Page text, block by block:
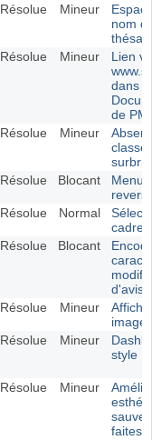
Résolue Mineur
nom
Résolue Mineur
Lien
dans
de
Résolue Mineur
classe
Résolue Blocant
Menu
Résolue Normal
Résolue Blocant
d'avis
Résolue Mineur
Résolue Mineur
style
Résolue Mineur
faites